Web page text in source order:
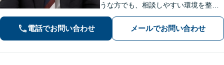
うな方でも、相談しやすい環境を整え
ています。依頼者様に寄り添った対応
を心がけています。【離婚・男女問
題】DV被害へ積極的に対応。お気軽に
電話でお問い合わせ メールでお問い合わせ